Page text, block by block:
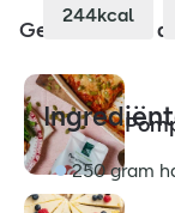
244kcal
250 gram
Gerelateerde